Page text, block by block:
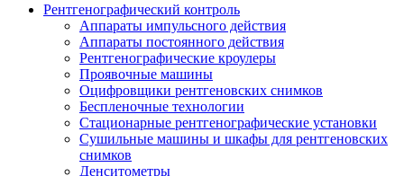
Рентгенографический контроль
Аппараты импульсного действия
Аппараты постоянного действия
Рентгенографические кроулеры
Проявочные машины
Оцифровщики рентгеновских снимков
Беспленочные технологии
Стационарные рентгенографические установки
Сушильные машины и шкафы для рентгеновских
снимков
Денситометры